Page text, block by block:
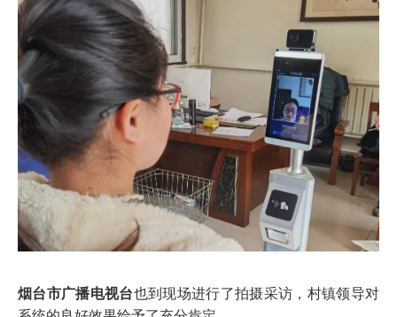
烟台市广播电视台也到现场进行了拍摄采访，村镇领导对